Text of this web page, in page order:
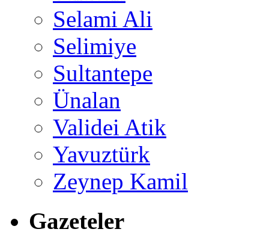
Selami Ali
Selimiye
Sultantepe
Ünalan
Validei Atik
Yavuztürk
Zeynep Kamil
Gazeteler